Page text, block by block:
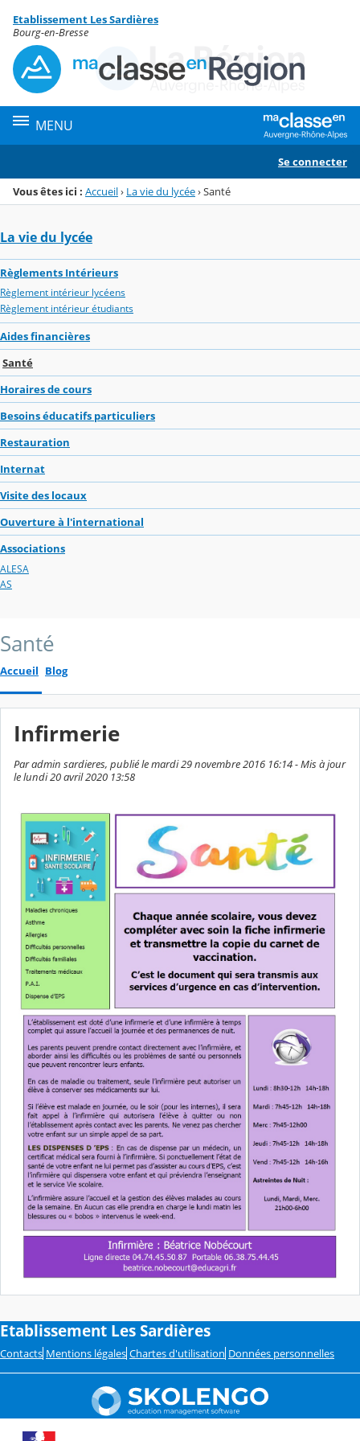
Menu de la rubrique
Contenu
Etablissement Les Sardières
Bourg-en-Bresse
MENU
Se connecter
Vous êtes ici : Accueil› La vie du lycée›Santé
La vie du lycée
Règlements Intérieurs
Règlement intérieur lycéens
Règlement intérieur étudiants
Aides financières
Santé
Horaires de cours
Besoins éducatifs particuliers
Restauration
Internat
Visite des locaux
Ouverture à l'international
Associations
ALESA
AS
Santé
Accueil Blog
Infirmerie
Par admin sardieres, publié le mardi 29 novembre 2016 16:14 - Mis à jour
le lundi 20 avril 2020 13:58
Etablissement Les Sardières
Contacts Mentions légales Chartes d'utilisation Données personnelles